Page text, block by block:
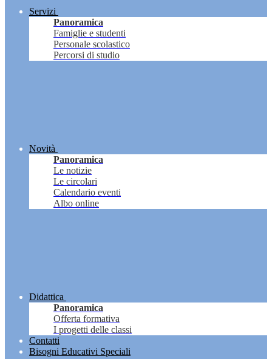
Servizi
Panoramica
Famiglie e studenti
Personale scolastico
Percorsi di studio
Novità
Panoramica
Le notizie
Le circolari
Calendario eventi
Albo online
Didattica
Panoramica
Offerta formativa
I progetti delle classi
Contatti
Bisogni Educativi Speciali